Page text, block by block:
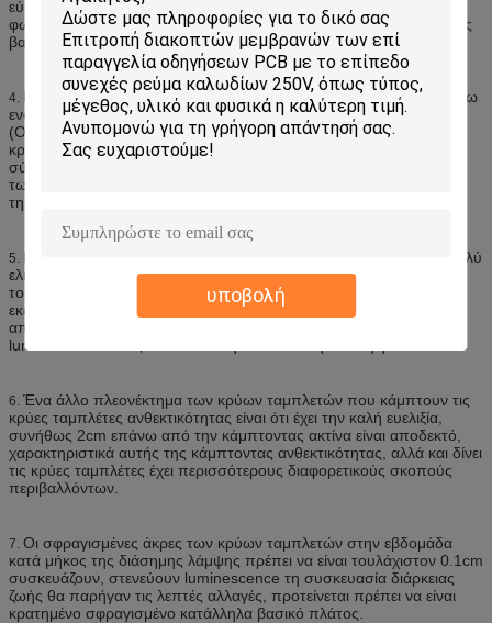
υποβολή
εύκολο να επιτευχθεί τέτοια ευαισθησία, οπτική αίσθηση και γενικά
φωτόμετρο τα πρότυπα της σύγκρισης, θα υπάρξει ένας ορισμένος
βαθμός λάθους.
4. Η κρύα πηγή φωτός EL για να παραγάγουν τη πηγή ισχύος, μέσω
ενός ταιριάζοντας με σχεδίου αναστροφέων μετασχηματιστών
(ΟΔΗΓΌΣ) στην κίνηση, και η τάση κίνησης και η συχνότητα των
κρύων ταμπλετών, είναι εκτίμηση του μεγέθους της περιοχής
σύμφωνα με τις ακτίνες, της χρήσης του περιβάλλοντος, της ζωής,
των όρων κ.λπ. για το σχέδιο και την ανάπτυξη και την παραγωγή
της επαγγελματικής παραγωγής.
5. Κρύοι ελαφρύς και το πάχος των κρύων ταμπλετών έχει έναν πολύ
ελκυστικό κύριο όρο είναι ότι το βάρος του βάρους και του πάχους
του, κρύες ταμπλέτες είναι 0.1 γραμμάρια ανά τετραγωνικό
εκατοστόμετρο, και το πάχος είναι 0.2mm ~ 0.5mm, οι ειδικές
απαιτήσεις για μερικές διαταγές, το βάρος και το πάχος της
luminescent ταινίας θα ακολουθηθούν από την αλλαγή.
6. Ένα άλλο πλεονέκτημα των κρύων ταμπλετών που κάμπτουν τις
κρύες ταμπλέτες ανθεκτικότητας είναι ότι έχει την καλή ευελιξία,
συνήθως 2cm επάνω από την κάμπτοντας ακτίνα είναι αποδεκτό,
χαρακτηριστικά αυτής της κάμπτοντας ανθεκτικότητας, αλλά και δίνει
τις κρύες ταμπλέτες έχει περισσότερους διαφορετικούς σκοπούς
περιβαλλόντων.
7. Οι σφραγισμένες άκρες των κρύων ταμπλετών στην εβδομάδα
κατά μήκος της διάσημης λάμψης πρέπει να είναι τουλάχιστον 0.1cm
συσκευάζουν, στενεύουν luminescence τη συσκευασία διάρκειας
ζωής θα παρήγαν τις λεπτές αλλαγές, προτείνεται πρέπει να είναι
κρατημένο σφραγισμένο κατάλληλα βασικό πλάτος.